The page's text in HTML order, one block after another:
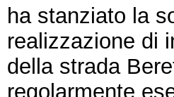
ha stanziato la
realizzazione di
della strada
regolarmente